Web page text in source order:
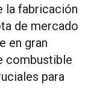
la fabricación
de mercado
en gran
combustible
para